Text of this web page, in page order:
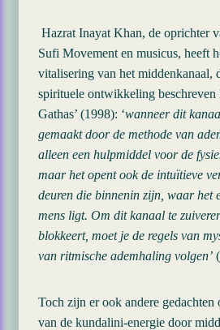
Hazrat Inayat Khan, de oprichter
Sufi Movement en musicus, heeft
vitalisering van het middenkanaal,
spirituele ontwikkeling beschreven
Gathas’ (1998): ‘wanneer dit
gemaakt door de methode van
alleen een hulpmiddel voor de
maar het opent ook de intuïtieve
deuren die binnenin zijn, waar het
mens ligt. Om dit kanaal te
blokkeert, moet je de regels van
van ritmische ademhaling volgen’
Toch zijn er ook andere gedachten
van de kundalini-energie door